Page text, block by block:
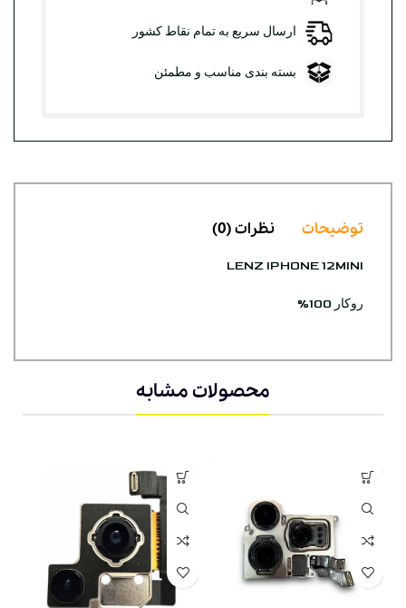
ارسال سریع به تمام نقاط کشور
بسته بندی مناسب و مطمئن
توضیحات نظرات (0)
LENZ IPHONE 12MINI
روکار 100%
محصولات مشابه